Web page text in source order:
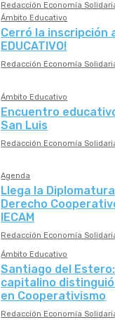
Redacción Economía
Ámbito Educativo
Cerró la inscripción
EDUCATIVO!
Redacción Economía
Ámbito Educativo
Encuentro
San Luis
Redacción Economía
Agenda
Llega la
Derecho
IECAM
Redacción Economía
Ámbito Educativo
Santiago del
capitalino
en Cooperativismo
Redacción Economía